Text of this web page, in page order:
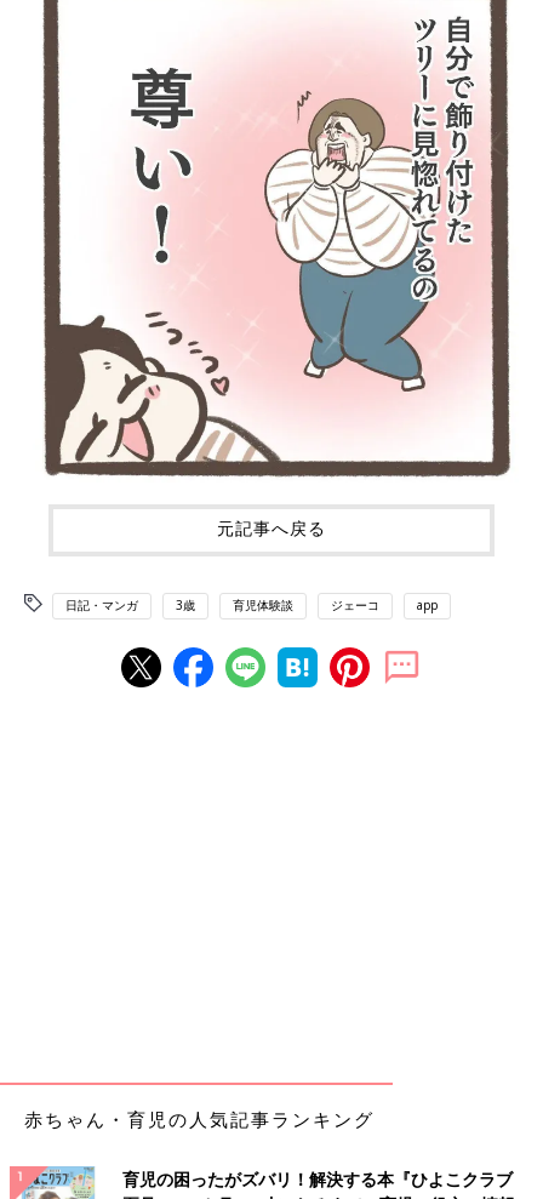
元記事へ戻る
日記・マンガ 3歳 育児体験談 ジェーコ app
赤ちゃん・育児の人気記事ランキング
育児の困ったがズバリ！解決する本『ひよこクラブ